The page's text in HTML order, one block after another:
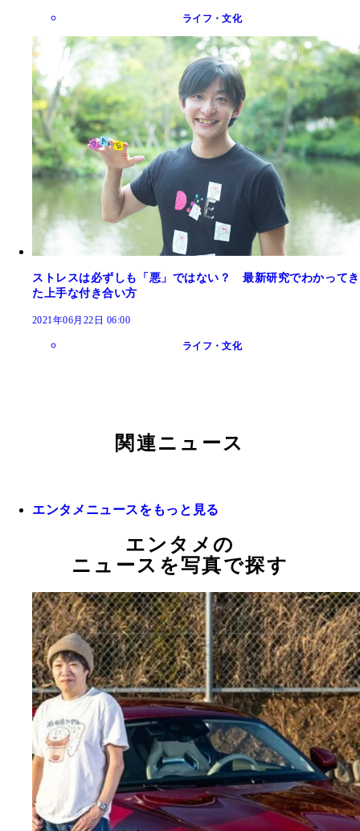
ライフ・文化
ストレスは必ずしも「悪」ではない？ 最新研究でわかってき
た上手な付き合い方
2021年06月22日 06:00
ライフ・文化
関連ニュース
エンタメニュースをもっと見る
エンタメの
ニュースを写真で探す